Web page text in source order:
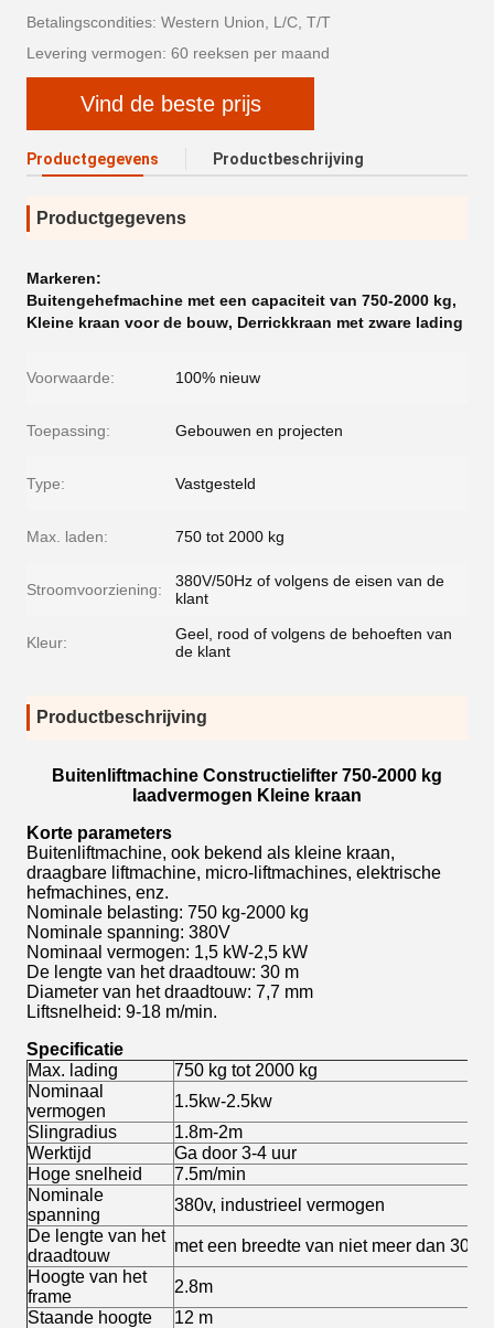
Betalingscondities: Western Union, L/C, T/T
Levering vermogen: 60 reeksen per maand
Vind de beste prijs
Productgegevens Productbeschrijving
Productgegevens
Markeren:
Buitengehefmachine met een capaciteit van 750-2000 kg,
Kleine kraan voor de bouw, Derrickkraan met zware lading
Voorwaarde: 100% nieuw
Toepassing: Gebouwen en projecten
Type: Vastgesteld
Max. laden: 750 tot 2000 kg
Stroomvoorziening:
380V/50Hz of volgens de eisen van de
klant
Kleur:
Geel, rood of volgens de behoeften van
de klant
Productbeschrijving
Buitenliftmachine Constructielifter 750-2000 kg
laadvermogen Kleine kraan
Korte parameters
Buitenliftmachine, ook bekend als kleine kraan,
draagbare liftmachine, micro-liftmachines, elektrische
hefmachines, enz.
Nominale belasting: 750 kg-2000 kg
Nominale spanning: 380V
Nominaal vermogen: 1,5 kW-2,5 kW
De lengte van het draadtouw: 30 m
Diameter van het draadtouw: 7,7 mm
Liftsnelheid: 9-18 m/min.
Specificatie
Max. lading
750 kg tot 2000 kg
Nominaal
vermogen
1.5kw-2.5kw
Slingradius
1.8m-2m
Werktijd
Ga door 3-4 uur
Hoge snelheid
7.5m/min
Nominale
spanning
380v, industrieel vermogen
De lengte van het
draadtouw
met een breedte van niet meer dan 30 m
Hoogte van het
frame
2.8m
Staande hoogte
12 m